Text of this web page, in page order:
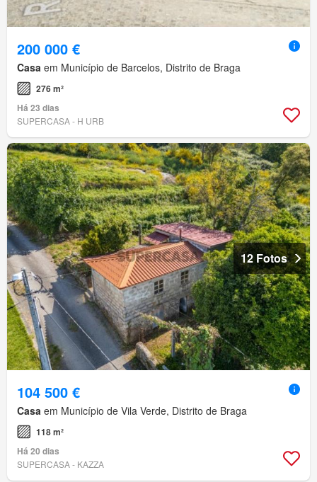
200 000 €
Casa em Município de Barcelos, Distrito de Braga
276 m²
Há 23 dias
SUPERCASA - H URB
12 Fotos
104 500 €
Casa em Município de Vila Verde, Distrito de Braga
118 m²
Há 20 dias
SUPERCASA - KAZZA